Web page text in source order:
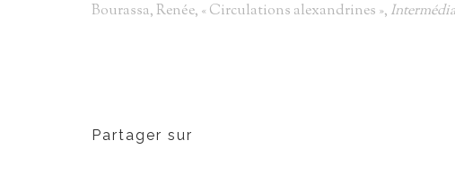
Bourassa, Renée, « Circulations alexandrines »,
Partager sur